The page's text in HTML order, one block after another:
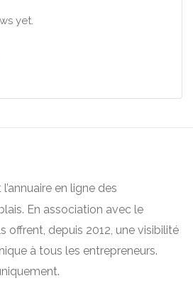
yet.
l’annuaire en ligne des
En association avec le
offrent, depuis 2012, une visibilité
à tous les entrepreneurs.